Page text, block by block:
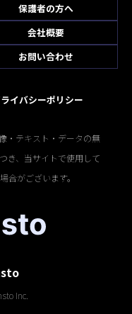
保護者の方へ
会社概要
お問い合わせ
イバシーポリシー
・テキスト・データの無
き、当サイトで使用して
合がございます。
Inc.